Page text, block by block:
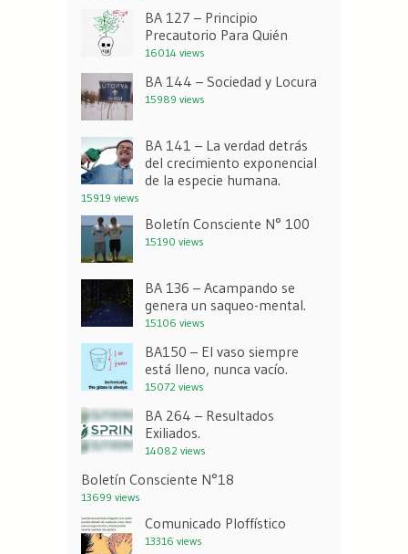
BA 127 – Principio
Precautorio Para Quién
16014 views
BA 144 – Sociedad y Locura
15989 views
BA 141 – La verdad detrás
del crecimiento exponencial
de la especie humana.
15919 views
Boletín Consciente N° 100
15190 views
BA 136 – Acampando se
genera un saqueo-mental.
15106 views
BA150 – El vaso siempre
está lleno, nunca vacío.
15072 views
BA 264 – Resultados
Exiliados.
14082 views
Boletín Consciente N°18
13699 views
Comunicado Ploffístico
13316 views